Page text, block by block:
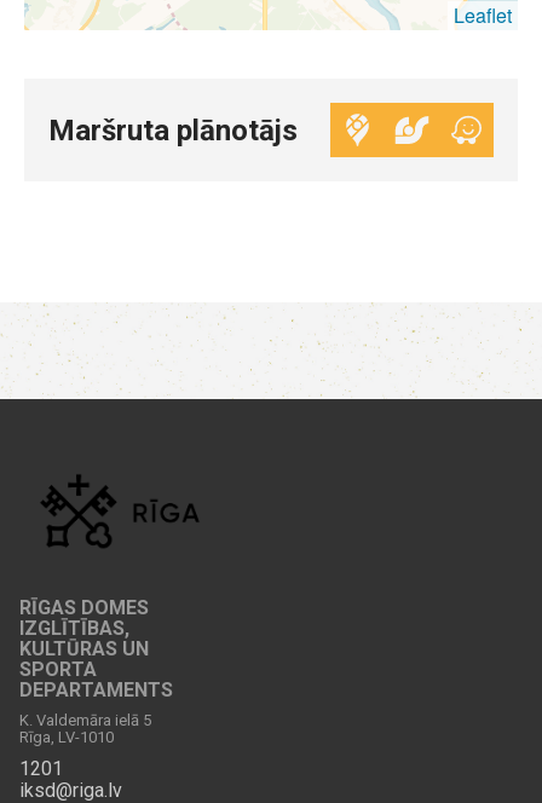
Leaflet
Maršruta plānotājs
RĪGAS DOMES
IZGLĪTĪBAS,
KULTŪRAS UN
SPORTA
DEPARTAMENTS
K. Valdemāra ielā 5
Rīga, LV-1010
1201
iksd@riga.lv